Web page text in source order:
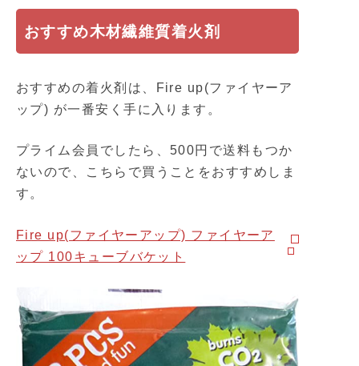
おすすめ木材繊維質着火剤
おすすめの着火剤は、Fire up(ファイヤーア
ップ) が一番安く手に入ります。
プライム会員でしたら、500円で送料もつか
ないので、こちらで買うことをおすすめしま
す。
Fire up(ファイヤーアップ) ファイヤーア
ップ 100キューブバケット